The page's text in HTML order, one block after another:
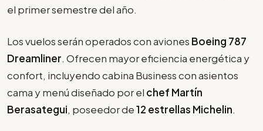
el primer semestre del año.
Los vuelos serán operados con aviones Boeing 787
Dreamliner. Ofrecen mayor eficiencia energética y
confort, incluyendo cabina Business con asientos
cama y menú diseñado por el chef Martín
Berasategui, poseedor de12 estrellas Michelin.